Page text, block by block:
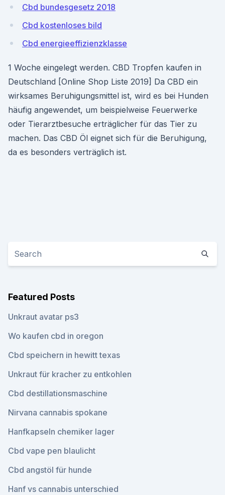
Cbd bundesgesetz 2018
Cbd kostenloses bild
Cbd energieeffizienzklasse
1 Woche eingelegt werden. CBD Tropfen kaufen in
Deutschland [Online Shop Liste 2019] Da CBD ein
wirksames Beruhigungsmittel ist, wird es bei Hunden
häufig angewendet, um beispielweise Feuerwerke
oder Tierarztbesuche erträglicher für das Tier zu
machen. Das CBD Öl eignet sich für die Beruhigung,
da es besonders verträglich ist.
Featured Posts
Unkraut avatar ps3
Wo kaufen cbd in oregon
Cbd speichern in hewitt texas
Unkraut für kracher zu entkohlen
Cbd destillationsmaschine
Nirvana cannabis spokane
Hanfkapseln chemiker lager
Cbd vape pen blaulicht
Cbd angstöl für hunde
Hanf vs cannabis unterschied